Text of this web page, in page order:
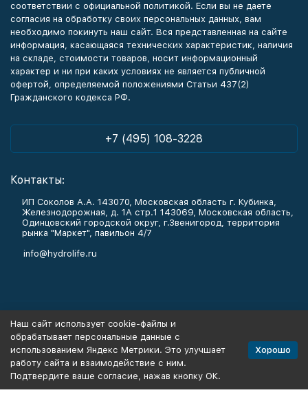
соответствии с официальной политикой. Если вы не даете
согласия на обработку своих персональных данных, вам
необходимо покинуть наш сайт. Вся представленная на сайте
информация, касающаяся технических характеристик, наличия
на складе, стоимости товаров, носит информационный
характер и ни при каких условиях не является публичной
офертой, определяемой положениями Статьи 437(2)
Гражданского кодекса РФ.
+7 (495) 108-3228
Контакты:
ИП Соколов А.А. 143070, Московская область г. Кубинка,
Железнодорожная, д. 1А стр.1 143069, Московская область,
Одинцовский городской округ, г.Звенигород, территория
рынка "Маркет", павильон 4/7
info@hydrolife.ru
Информация
Политика персональных данных
Наш сайт использует cookie-файлы и
обрабатывает персональные данные с
использованием Яндекс Метрики. Это улучшает
работу сайта и взаимодействие с ним.
Подтвердите ваше согласие, нажав кнопку ОК.
Хорошо